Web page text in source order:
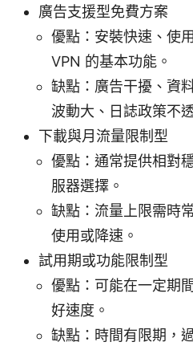
廣告支援型免費方案
優點：安裝快速、使
VPN 的基本功能。
缺點：廣告干擾、資
波動大、日誌政策不
下載與月流量限制型
優點：通常提供相對
服器選擇。
缺點：流量上限需時
使用或降速。
試用期或功能限制型
優點：可能在一定期
好速度。
缺點：時間有限期，